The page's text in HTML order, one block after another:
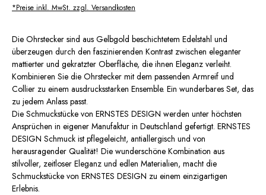
*Preise inkl. MwSt. zzgl. Versandkosten
Die Ohrstecker sind aus Gelbgold beschichtetem Edelstahl und
überzeugen durch den faszinierenden Kontrast zwischen eleganter
mattierter und gekratzter Oberfläche, die ihnen Eleganz verleiht.
Kombinieren Sie die Ohrstecker mit dem passenden Armreif und
Collier zu einem ausdrucksstarken Ensemble. Ein wunderbares Set, das
zu jedem Anlass passt.
Die Schmuckstücke von ERNSTES DESIGN werden unter höchsten
Ansprüchen in eigener Manufaktur in Deutschland gefertigt. ERNSTES
DESIGN Schmuck ist pflegeleicht, antiallergisch und von
herausragender Qualität! Die wunderschöne Kombination aus
stilvoller, zeitloser Eleganz und edlen Materialien, macht die
Schmuckstücke von ERNSTES DESIGN zu einem einzigartigen
Erlebnis.